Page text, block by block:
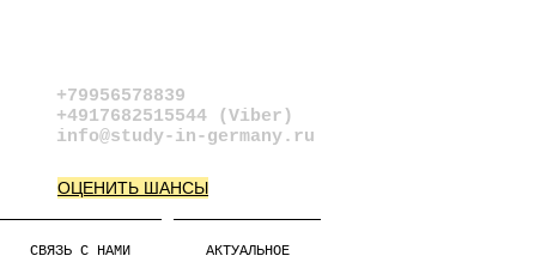
+79956578839​
+4917682515544 (Viber)
info@study-in-germany.ru
ОЦЕНИТЬ ШАНСЫ
СВЯЗЬ С НАМИ АКТУАЛЬНОЕ